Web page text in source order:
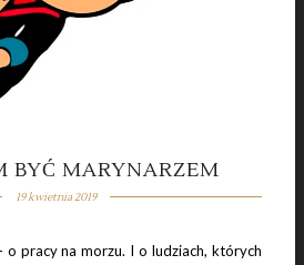
5 września 2018
BENZ MUSEUM
BYĆ MARYNARZEM
19 kwietnia 2019
o pracy na morzu. I o ludziach, których